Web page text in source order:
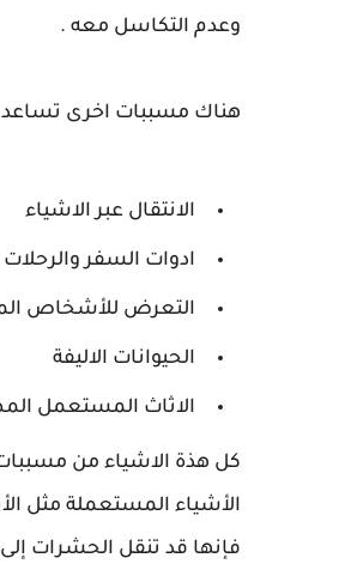
وعدم التكاسل معه .
هناك مسببات اخرى تساعد
الانتقال عبر الاشياء
ادوات السفر والرحلات
التعرض للأشخاص
الحيوانات الاليفة
الاثاث المستعمل
كل هذة الاشياء من مسببات
الأشياء المستعملة مثل
فإنها قد تنقل الحشرات